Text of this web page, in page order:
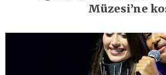
Müzesi’ne